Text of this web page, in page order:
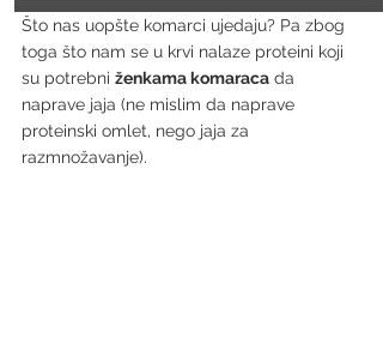
Što nas uopšte komarci ujedaju? Pa zbog
toga što nam se u krvi nalaze proteini koji
su potrebni ženkama komaraca da
naprave jaja (ne mislim da naprave
proteinski omlet, nego jaja za
razmnožavanje).